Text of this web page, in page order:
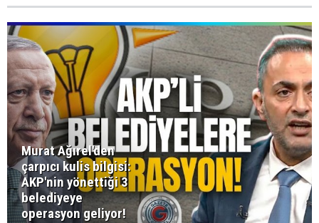
Murat Ağırel'den
çarpıcı kulis bilgisi:
AKP'nin yönettiği 3
belediyeye
operasyon geliyor!